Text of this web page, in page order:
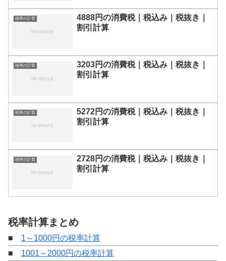
税率の計算
4888円の消費税｜税込み｜税抜き｜
割引計算
税率の計算
3203円の消費税｜税込み｜税抜き｜
割引計算
税率の計算
5272円の消費税｜税込み｜税抜き｜
割引計算
税率の計算
2728円の消費税｜税込み｜税抜き｜
割引計算
税率計算まとめ
■ 1～1000円の税率計算
■ 1001～2000円の税率計算